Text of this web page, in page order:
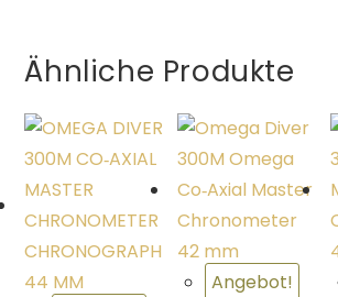
Ähnliche Produkte
Angebot!